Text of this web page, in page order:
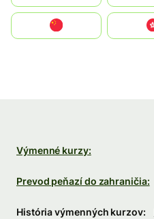
中國香港特別行政區
Výmenné kurzy:
Prevod peňazí do zahraničia:
História výmenných kurzov: